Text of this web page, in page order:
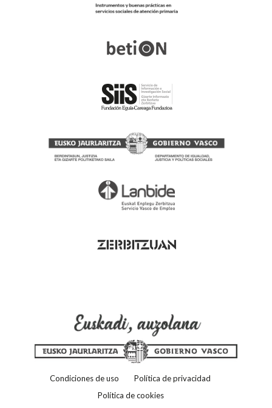
Condiciones de uso
Política de privacidad
Política de cookies